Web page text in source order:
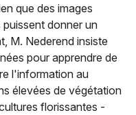
que des images
donner un
M. Nederend insiste
pour apprendre de
l'information au
élevées de végétation
florissantes -